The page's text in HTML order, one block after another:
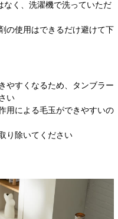
なく、洗濯機で洗っていただ
の使用はできるだけ避けて下
やすくなるため、タンブラー
い
用による毛玉ができやすいの
り除いてください